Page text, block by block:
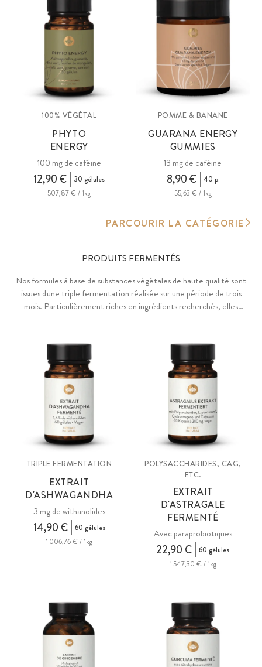
100% VÉGÉTAL
PHYTO
ENERGY
100 mg de caféine
12,90 €
30 gélules
507,87 € / 1kg
POMME & BANANE
GUARANA ENERGY
GUMMIES
13 mg de caféine
8,90 €
40 p.
55,63 € / 1kg
PARCOURIR LA CATÉGORIE
PRODUITS FERMENTÉS
Nos formules à base de substances végétales de haute qualité sont
issues d'une triple fermentation réalisée sur une période de trois
mois. Particulièrement riches en ingrédients recherchés, elles
TRIPLE FERMENTATION
EXTRAIT
D'ASHWAGANDHA
3 mg de withanolides
14,90 €
60 gélules
1 006,76 € / 1kg
POLYSACCHARIDES, CAG,
ETC.
EXTRAIT
D'ASTRAGALE
FERMENTÉ
Avec paraprobiotiques
22,90 €
60 gélules
1 547,30 € / 1kg